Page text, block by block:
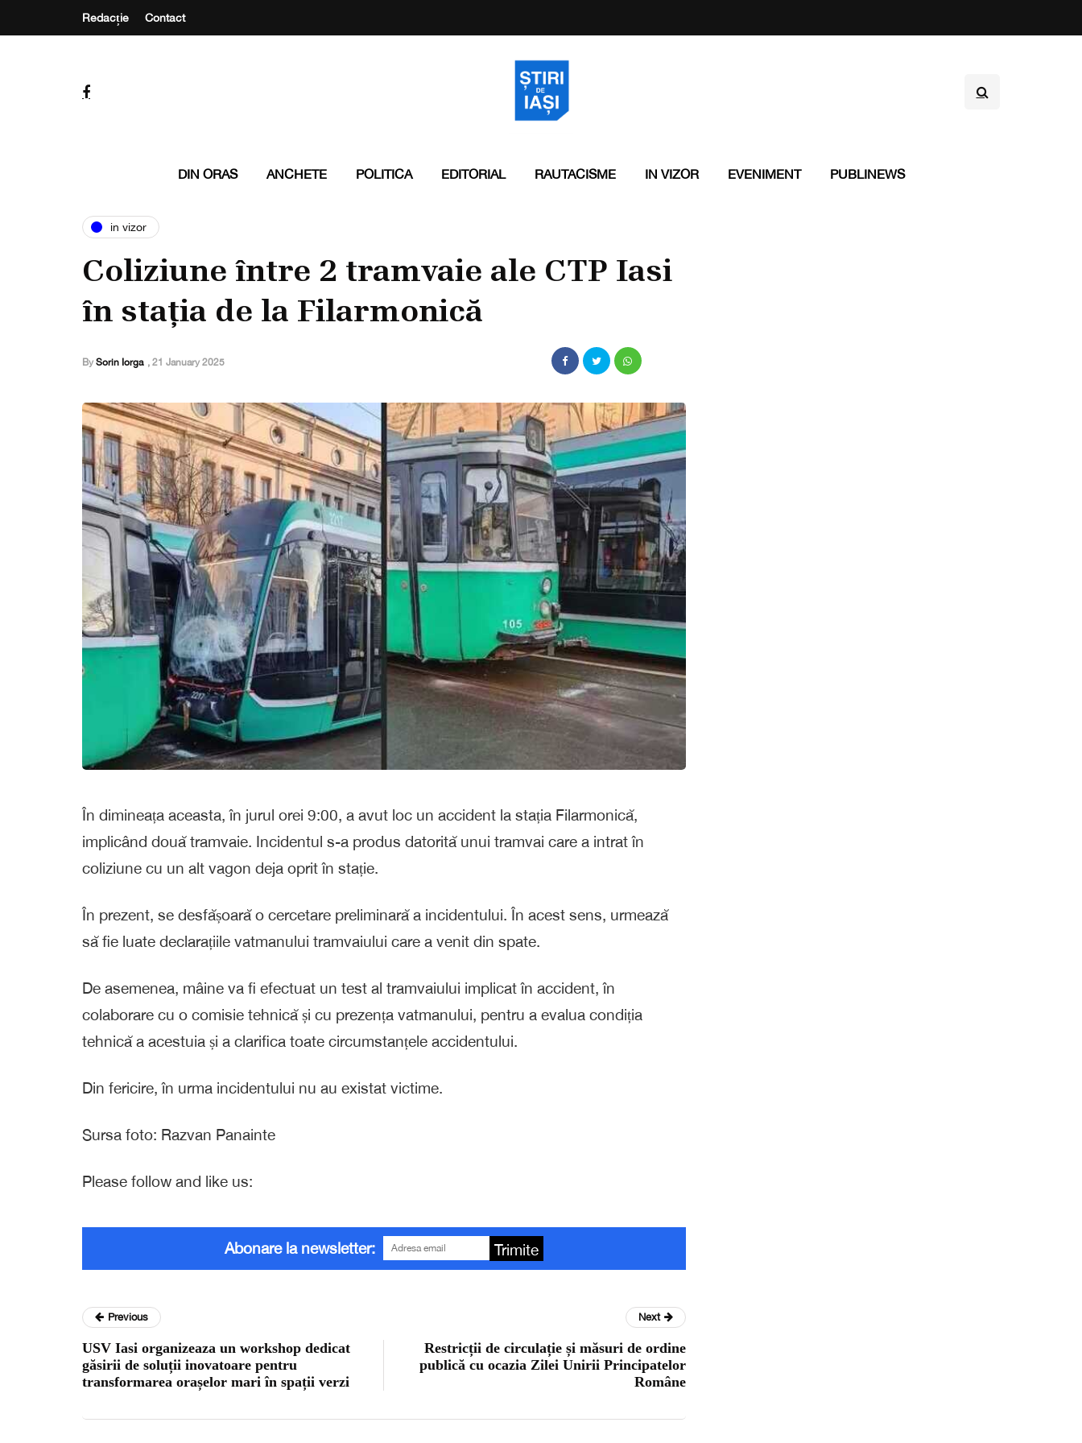
Redacție Contact
DIN ORAS ANCHETE POLITICA EDITORIAL RAUTACISME IN VIZOR EVENIMENT PUBLINEWS
in vizor
Coliziune între 2 tramvaie ale CTP Iasi
în stația de la Filarmonică
By Sorin Iorga , 21 January 2025
În dimineața aceasta, în jurul orei 9:00, a avut loc un accident la stația Filarmonică,
implicând două tramvaie. Incidentul s-a produs datorită unui tramvai care a intrat în
coliziune cu un alt vagon deja oprit în stație.
În prezent, se desfășoară o cercetare preliminară a incidentului. În acest sens, urmează
să fie luate declarațiile vatmanului tramvaiului care a venit din spate.
De asemenea, mâine va fi efectuat un test al tramvaiului implicat în accident, în
colaborare cu o comisie tehnică și cu prezența vatmanului, pentru a evalua condiția
tehnică a acestuia și a clarifica toate circumstanțele accidentului.
Din fericire, în urma incidentului nu au existat victime.
Sursa foto: Razvan Panainte
Please follow and like us:
Abonare la newsletter: Trimite
Previous
USV Iasi organizeaza un workshop dedicat
găsirii de soluții inovatoare pentru
transformarea orașelor mari în spații verzi
Next
Restricții de circulație și măsuri de ordine
publică cu ocazia Zilei Unirii Principatelor
Române